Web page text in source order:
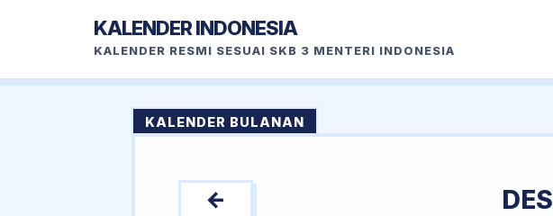
KALENDER INDONESIA
KALENDER RESMI SESUAI SKB 3 MENTERI INDONESIA
KALENDER BULANAN
←